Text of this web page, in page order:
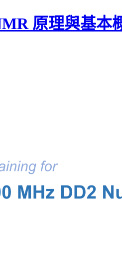
原理與基本